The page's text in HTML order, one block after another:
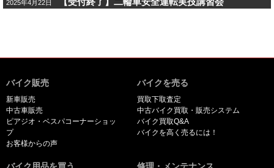
2025年4月22日
バイク販売
新車販売
中古車販売
ピアジオ・ベスパコーナーショッ
プ
お客様からの声
バイクを売る
買取下取査定
中古バイク買取・販売システム
バイク買取Q&A
バイクを高く売るには！
バイク用品を買う 修理・メンテナンス